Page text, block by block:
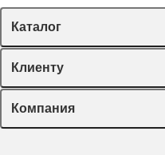
Каталог
Спецпредложения
Оборудование, приборы
Пластик, стекло,
Химические реактивы,
Клиенту
Лекторий Диаэм
Доставка и оплата
Компания